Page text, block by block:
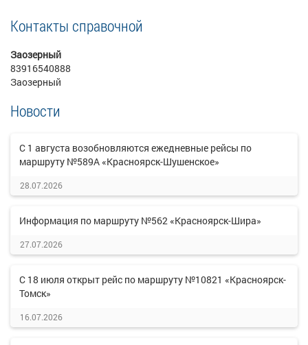
Контакты справочной
Заозерный
83916540888
Заозерный
Новости
С 1 августа возобновляются ежедневные рейсы по
маршруту №589А «Красноярск-Шушенское»
28.07.2026
Информация по маршруту №562 «Красноярск-Шира»
27.07.2026
С 18 июля открыт рейс по маршруту №10821 «Красноярск-
Томск»
16.07.2026